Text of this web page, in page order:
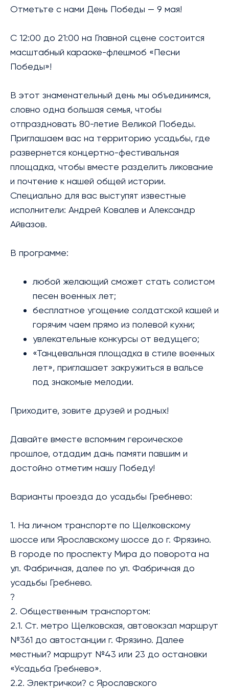
Отметьте с нами День Победы — 9 мая!
С 12:00 до 21:00 на Главной сцене состоится
масштабный караоке-флешмоб «Песни
Победы»!
В этот знаменательный день мы объединимся,
словно одна большая семья, чтобы
отпраздновать 80-летие Великой Победы.
Приглашаем вас на территорию усадьбы, где
развернется концертно-фестивальная
площадка, чтобы вместе разделить ликование
и почтение к нашей общей истории.
Специально для вас выступят известные
исполнители: Андрей Ковалев и Александр
Айвазов.
В программе:
любой желающий сможет стать солистом
песен военных лет;
бесплатное угощение солдатской кашей и
горячим чаем прямо из полевой кухни;
увлекательные конкурсы от ведущего;
«Танцевальная площадка в стиле военных
лет», приглашает закружиться в вальсе
под знакомые мелодии.
Приходите, зовите друзей и родных!
Давайте вместе вспомним героическое
прошлое, отдадим дань памяти павшим и
достойно отметим нашу Победу!
Варианты проезда до усадьбы Гребнево:
1. На личном транспорте по Щелковскому
шоссе или Ярославскому шоссе до г. Фрязино.
В городе по проспекту Мира до поворота на
ул. Фабричная, далее по ул. Фабричная до
усадьбы Гребнево.
?
2. Общественным транспортом:
2.1. Ст. метро Щелковская, автовокзал маршрут
№361 до автостанции г. Фрязино. Далее
местныи? маршрут №43 или 23 до остановки
«Усадьба Гребнево».
2.2. Электричкои? с Ярославского